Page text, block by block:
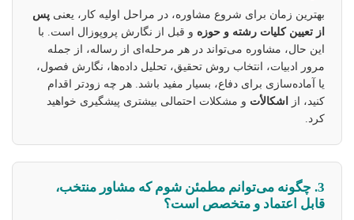
بهترین زمان برای شروع مشاوره، در مراحل اولیه کار، یعنی پس
از تعیین کلیات رشته و حوزه و قبل از نگارش پروپوزال است. با
این حال، مشاوره می‌تواند در هر مرحله‌ای از رساله، از جمله
مرور ادبیات، انتخاب روش تحقیق، تحلیل داده‌ها، نگارش فصول،
یا آماده‌سازی برای دفاع، بسیار مفید باشد. هر چه زودتر اقدام
کنید، از
اشکالأت و مشکلات احتمالی بیشتری پیشگیری خواهید
کرد.
3. چگونه می‌توانم مطمئن شوم که مشاور منتخب،
قابل اعتماد و متخصص است؟